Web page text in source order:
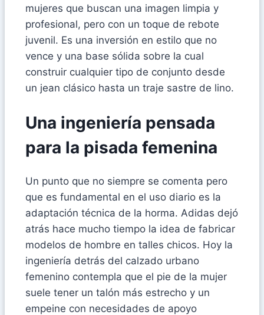
mujeres que buscan una imagen limpia y
profesional, pero con un toque de rebote
juvenil. Es una inversión en estilo que no
vence y una base sólida sobre la cual
construir cualquier tipo de conjunto desde
un jean clásico hasta un traje sastre de lino.
Una ingeniería pensada
para la pisada femenina
Un punto que no siempre se comenta pero
que es fundamental en el uso diario es la
adaptación técnica de la horma. Adidas dejó
atrás hace mucho tiempo la idea de fabricar
modelos de hombre en talles chicos. Hoy la
ingeniería detrás del calzado urbano
femenino contempla que el pie de la mujer
suele tener un talón más estrecho y un
empeine con necesidades de apoyo